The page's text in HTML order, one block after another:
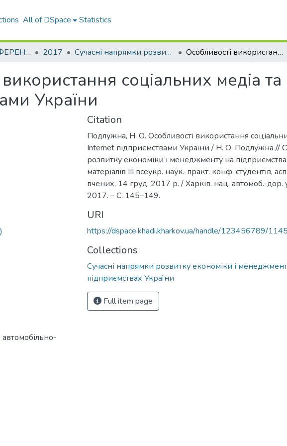
All of DSpace Statistics
МАТЕРІАЛИ КОНФЕРЕНЦІЙ 2017 Сучасні напрямки розвитку економіки і менеджменту на підприємствах України Особливості використання соціальних медіа та мережі Internet підприємствами України
соціальних медіа
України
Citation
Подлужна, Н. О. Особливості використання
Internet підприємствами України / Н. О. Подлужна //
розвитку економіки і менеджменту на
матеріалів ІІІ всеукр. наук.-практ. конф. студентів,
вчених, 14 груд. 2017 р. / Харків. нац. автомоб.-дор.
2017. – С. 145–149.
URI
https://dspace.khadi.kharkov.ua/handle/123456789/
Collections
Сучасні напрямки розвитку економіки і
підприємствах України
Full item page